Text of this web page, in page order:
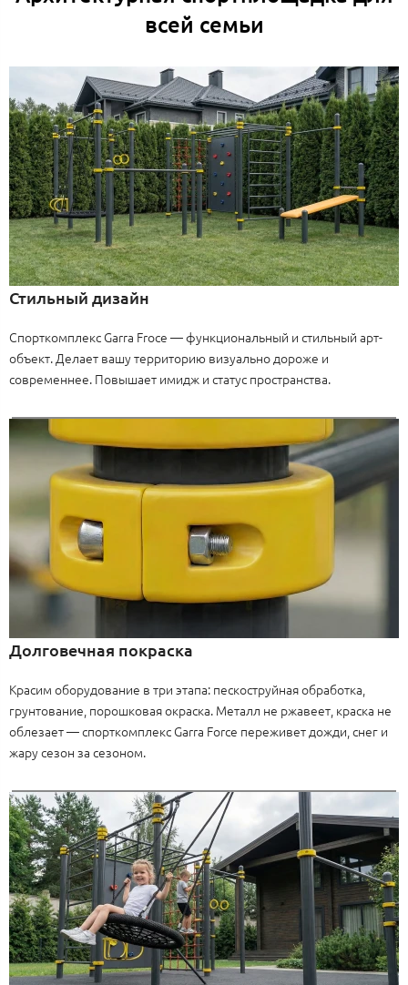
всей семьи
Стильный дизайн
Спорткомплекс Garra Froce — функциональный и стильный арт-
объект. Делает вашу территорию визуально дороже и
современнее. Повышает имидж и статус пространства.
Долговечная покраска
Красим оборудование в три этапа: пескоструйная обработка,
грунтование, порошковая окраска. Металл не ржавеет, краска не
облезает — спорткомплекс Garra Force переживет дожди, снег и
жару сезон за сезоном.